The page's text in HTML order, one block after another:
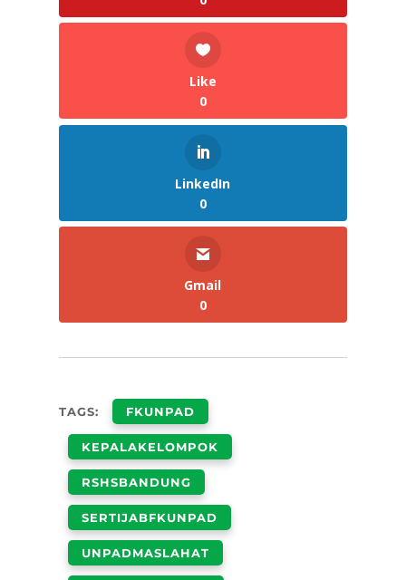
Like
0
LinkedIn
0
Gmail
0
TAGS: FKUNPAD
KEPALAKELOMPOK
RSHSBANDUNG
SERTIJABFKUNPAD
UNPADMASLAHAT